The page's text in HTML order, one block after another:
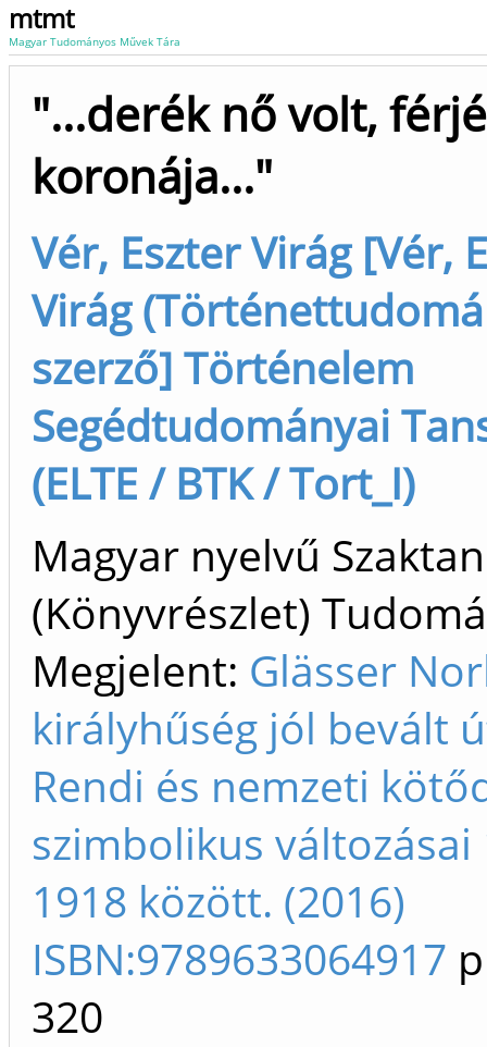
mtmt
Magyar Tudományos Művek Tára
"...derék nő volt,
koronája..."
Vér, Eszter Virág [Vér,
Virág
szerző] Történelem
Segédtudományai
(ELTE / BTK / Tort_I)
Magyar nyelvű
(Könyvrészlet)
Megjelent: Glässer
királyhűség jól bevált
Rendi és nemzeti
szimbolikus változásai
1918 között. (2016)
ISBN:9789633064917
320